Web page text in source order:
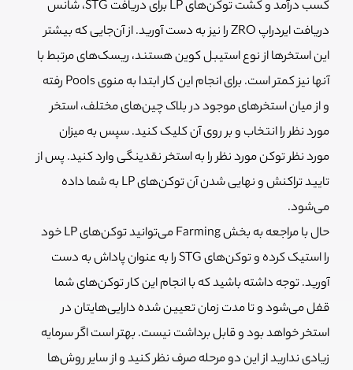
کسب درآمد و کشت توکن‌های LP برای دریافت STG، شانس
دریافت ایردراپ ZRO را نیز به دست آورید. از آن‌جایی که بیشتر
این استخرها از نوع استیبل کوین هستند، ریسک‌های مرتبط با
آنها نیز کمتر است. برای انجام این کار ابتدا به منوی Pools رفته
و از میان استخرهای موجود در بلاک چین‌های مختلف، استخر
مورد نظر را انتخاب و بر روی آن کلیک کنید. سپس به میزان
مورد نظر توکن مورد نظر را به استخر نقدینگی وارد کنید. پس از
تایید تراکنش و نهایی شدن آن توکن‌های LP به شما داده
می‌شود.
حال با مراجعه به بخش Farming می‌توانید توکن‌های LP خود
را استیک کرده و توکن‌های STG را به عنوان پاداش به دست
آورید. توجه داشته باشید که با انجام این کار توکن‌های شما
قفل می‌شود و تا مدت زمان تعیین شده دارایی‌هایتان در
استخر خواهد بود و قابل برداشت نیست. بهتر است اگر سرمایه
زیادی ندارید از این دو مرحله صرف نظر کنید و از سایر روش‌ها